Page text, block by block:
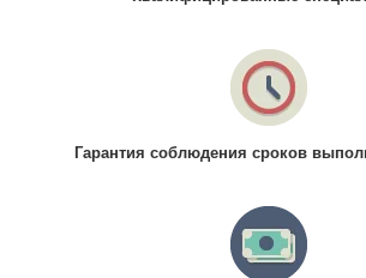
Гарантия соблюдения сроков